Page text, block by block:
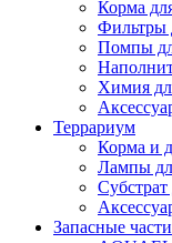
Корма
Фильтры
Помпы
Химия
Террариум
Корма и
Лампы
Субстрат
Запасные части